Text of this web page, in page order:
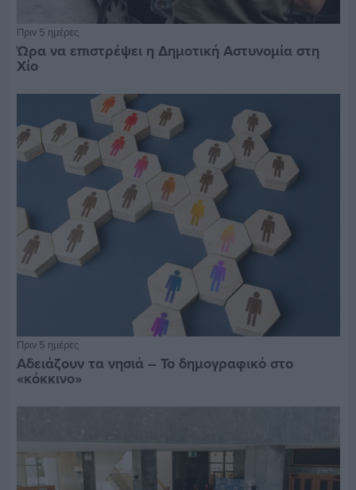
Πριν 5 ημέρες
Ώρα να επιστρέψει η Δημοτική Αστυνομία στη
Χίο
Πριν 5 ημέρες
Αδειάζουν τα νησιά – Το δημογραφικό στο
«κόκκινο»